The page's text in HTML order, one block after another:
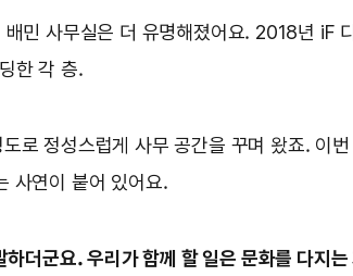
배민 사무실은 더 유명해졌어요. 2018년
한 각 층.
로 정성스럽게 사무 공간을 꾸며 왔죠.
사연이 붙어 있어요.
더군요. 우리가 함께 할 일은 문화를 다지